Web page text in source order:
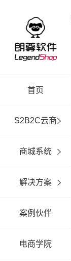
首页
S2B2C云商
商城系统
解决方案
案例伙伴
电商学院